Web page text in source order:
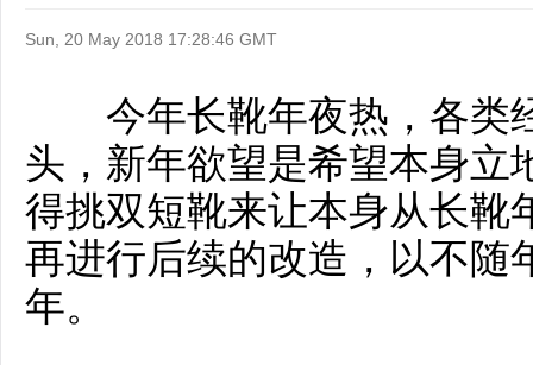
Sun, 20 May 2018 17:28:46 GMT
今年长靴年夜热，各类
头，新年欲望是希望本身立
得挑双短靴来让本身从长靴
再进行后续的改造，以不随
年。